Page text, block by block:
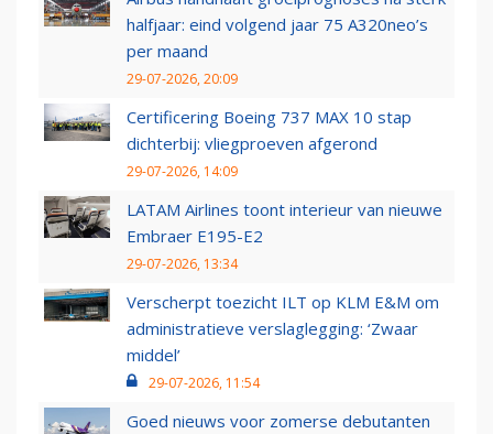
halfjaar: eind volgend jaar 75 A320neo’s
per maand
29-07-2026, 20:09
Certificering Boeing 737 MAX 10 stap
dichterbij: vliegproeven afgerond
29-07-2026, 14:09
LATAM Airlines toont interieur van nieuwe
Embraer E195-E2
29-07-2026, 13:34
Verscherpt toezicht ILT op KLM E&M om
administratieve verslaglegging: ‘Zwaar
middel’
29-07-2026, 11:54
Goed nieuws voor zomerse debutanten